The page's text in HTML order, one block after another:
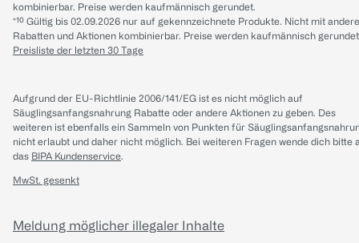
kombinierbar. Preise werden kaufmännisch gerundet.
*¹⁰ Gültig bis 02.09.2026 nur auf gekennzeichnete Produkte. Nicht mit
Rabatten und Aktionen kombinierbar. Preise werden kaufmännisch
Preisliste der letzten 30 Tage
Aufgrund der EU-Richtlinie 2006/141/EG ist es nicht möglich auf
Säuglingsanfangsnahrung Rabatte oder andere Aktionen zu geben. Des
weiteren ist ebenfalls ein Sammeln von Punkten für
nicht erlaubt und daher nicht möglich. Bei weiteren Fragen wende dich bitte
das BIPA Kundenservice.
MwSt. gesenkt
Meldung möglicher illegaler Inhalte